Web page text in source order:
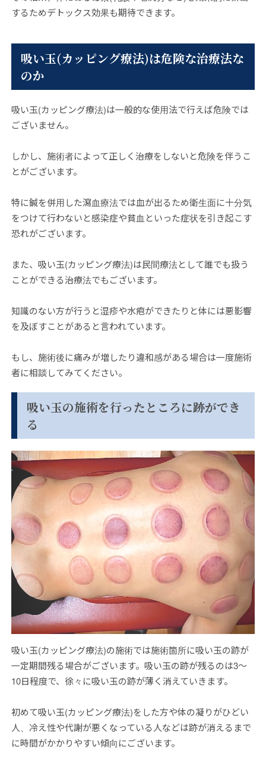
するためデトックス効果も期待できます。
吸い玉(カッピング療法)は危険な治療法な
のか
吸い玉(カッピング療法)は一般的な使用法で行えば危険では
ございません。
しかし、施術者によって正しく治療をしないと危険を伴うこ
とがございます。
特に鍼を併用した瀉血療法では血が出るため衛生面に十分気
をつけて行わないと感染症や貧血といった症状を引き起こす
恐れがございます。
また、吸い玉(カッピング療法)は民間療法として誰でも扱う
ことができる治療法でもございます。
知識のない方が行うと湿疹や水疱ができたりと体には悪影響
を及ぼすことがあると言われています。
もし、施術後に痛みが増したり違和感がある場合は一度施術
者に相談してみてください。
吸い玉の施術を行ったところに跡ができ
る
吸い玉(カッピング療法)の施術では施術箇所に吸い玉の跡が
一定期間残る場合がございます。吸い玉の跡が残るのは3〜
10日程度で、徐々に吸い玉の跡が薄く消えていきます。
初めて吸い玉(カッピング療法)をした方や体の凝りがひどい
人、冷え性や代謝が悪くなっている人などは跡が消えるまで
に時間がかかりやすい傾向にございます。